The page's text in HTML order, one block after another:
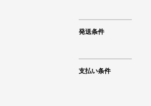
発送条件
支払い条件